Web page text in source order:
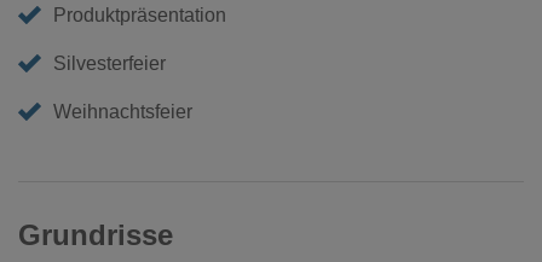
Produktpräsentation
Silvesterfeier
Weihnachtsfeier
Grundrisse